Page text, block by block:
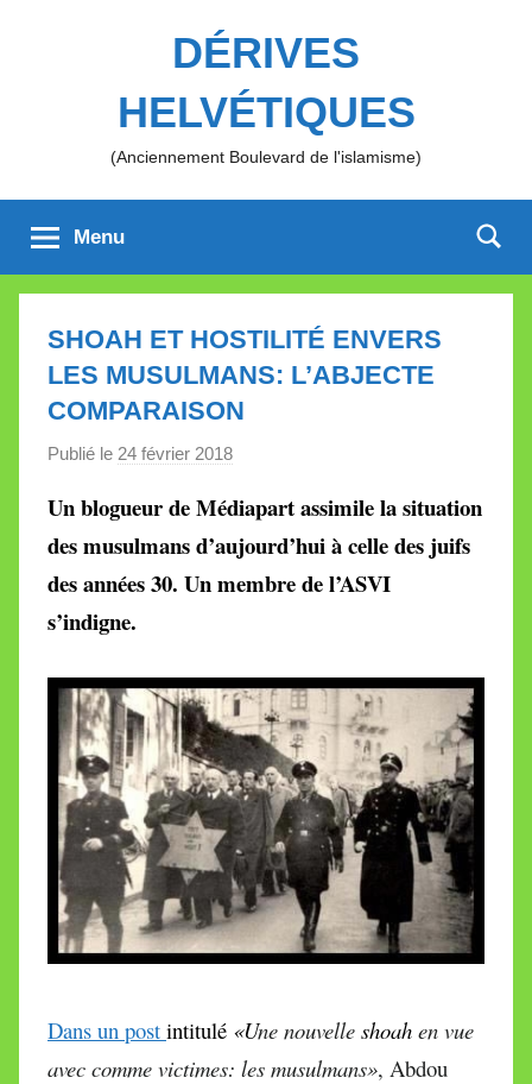
DÉRIVES
HELVÉTIQUES
(Anciennement Boulevard de l'islamisme)
Menu
SHOAH ET HOSTILITÉ ENVERS
LES MUSULMANS: L’ABJECTE
COMPARAISON
Publié le 24 février 2018
r
M
i
l
l
e
V
a
l
l
e
t
Un blogueur de Médiapart assimile la situation
des musulmans d’aujourd’hui à celle des juifs
des années 30. Un membre de l’ASVI
s’indigne.
Dans un post intitulé «Une nouvelle shoah en vue
avec comme victimes: les musulmans», Abdou